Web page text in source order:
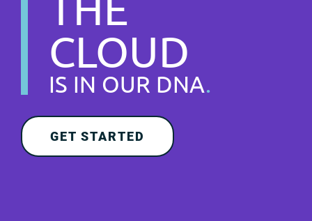
CLOUD
IS IN OUR DNA.
GET STARTED